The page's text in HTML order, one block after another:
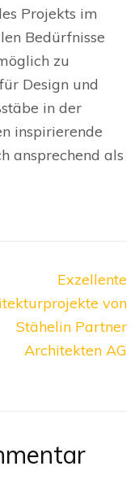
Projekts im
Bedürfnisse
zu
Design und
in der
inspirierende
ansprechend als
Exzellente
von
Stähelin Partner
Architekten AG